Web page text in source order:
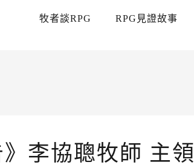
牧者談RPG RPG見證故事
李協聰牧師 主領